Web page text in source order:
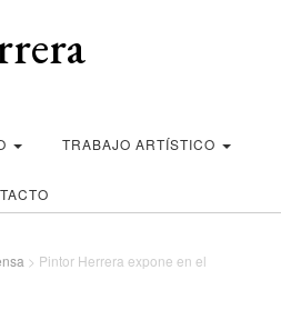
TRABAJO ARTÍSTICO
> Pintor Herrera expone en el